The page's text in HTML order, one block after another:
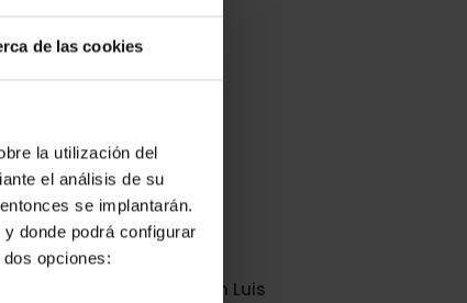
de las cookies
la utilización del
el análisis de su
se implantarán.
donde podrá configurar
opciones:
Supermercados
Comercio y retail
Estaciones de Servicio
Industrias
Calidad Alimentaria con Luis